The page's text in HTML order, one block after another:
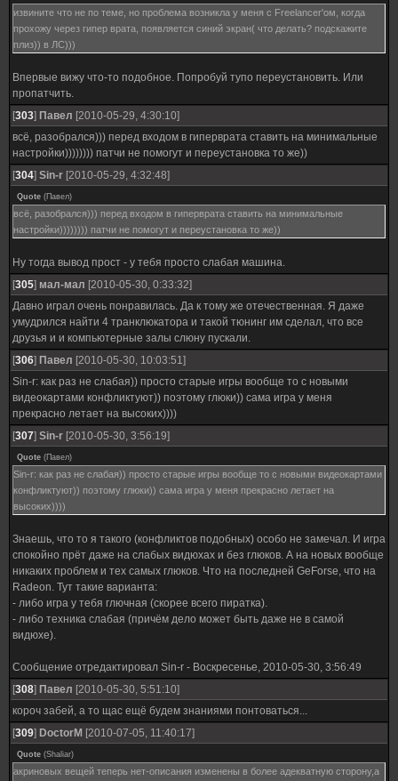
извините что не по теме, но проблема возникла у меня с Freelancer'ом, когда
прохожу через гипер врата, появляется синий экран( что делать? подскажите
плиз)) в ЛС)))
Впервые вижу что-то подобное. Попробуй тупо переустановить. Или
пропатчить.
[303] Павел [2010-05-29, 4:30:10]
всё, разобрался))) перед входом в гиперврата ставить на минимальные
настройки)))))))) патчи не помогут и переустановка то же))
[304] Sin-r [2010-05-29, 4:32:48]
Quote (Павел)
всё, разобрался))) перед входом в гиперврата ставить на минимальные
настройки)))))))) патчи не помогут и переустановка то же))
Ну тогда вывод прост - у тебя просто слабая машина.
[305] мал-мал [2010-05-30, 0:33:32]
Давно играл очень понравилась. Да к тому же отечественная. Я даже
умудрился найти 4 транклюкатора и такой тюнинг им сделал, что все
друзья и и компьютерные залы слюну пускали.
[306] Павел [2010-05-30, 10:03:51]
Sin-r: как раз не слабая)) просто старые игры вообще то с новыми
видеокартами конфликтуют)) поэтому глюки)) сама игра у меня
прекрасно летает на высоких))))
[307] Sin-r [2010-05-30, 3:56:19]
Quote (Павел)
Sin-r: как раз не слабая)) просто старые игры вообще то с новыми видеокартами
конфликтуют)) поэтому глюки)) сама игра у меня прекрасно летает на
высоких))))
Знаешь, что то я такого (конфликтов подобных) особо не замечал. И игра
спокойно прёт даже на слабых видюхах и без глюков. А на новых вообще
никаких проблем и тех самых глюков. Что на последней GeForse, что на
Radeon. Тут такие варианта:
- либо игра у тебя глючная (скорее всего пиратка).
- либо техника слабая (причём дело может быть даже не в самой
видюхе).
Сообщение отредактировал Sin-r - Воскресенье, 2010-05-30, 3:56:49
[308] Павел [2010-05-30, 5:51:10]
короч забей, а то щас ещё будем знаниями понтоваться...
[309] DoctorM [2010-07-05, 11:40:17]
Quote (Shaliar)
акриновых вещей теперь нет-описания изменены в более адекватную сторону,а